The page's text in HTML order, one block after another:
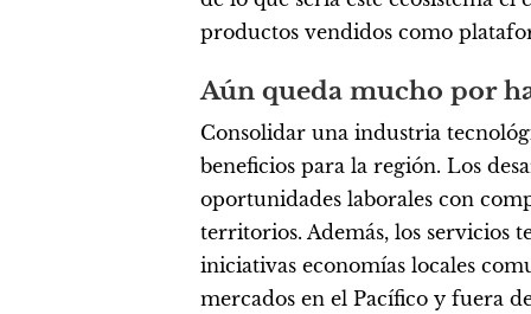
productos vendidos como
Aún queda mucho por
Consolidar una industria
beneficios para la región. Los
oportunidades laborales con
territorios. Además, los servicios
iniciativas economías locales
mercados en el Pacífico y fuera